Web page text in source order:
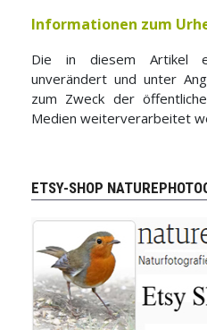
Informationen zum
Die in diesem Artikel
unverändert und unter
zum Zweck der
Medien weiterverarbeitet
ETSY-SHOP